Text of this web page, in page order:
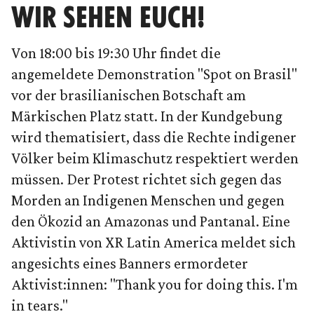
WIR SEHEN EUCH!
Von 18:00 bis 19:30 Uhr findet die
angemeldete Demonstration "Spot on Brasil"
vor der brasilianischen Botschaft am
Märkischen Platz statt. In der Kundgebung
wird thematisiert, dass die Rechte indigener
Völker beim Klimaschutz respektiert werden
müssen. Der Protest richtet sich gegen das
Morden an Indigenen Menschen und gegen
den Ökozid an Amazonas und Pantanal. Eine
Aktivistin von XR Latin America meldet sich
angesichts eines Banners ermordeter
Aktivist:innen: "Thank you for doing this. I'm
in tears."